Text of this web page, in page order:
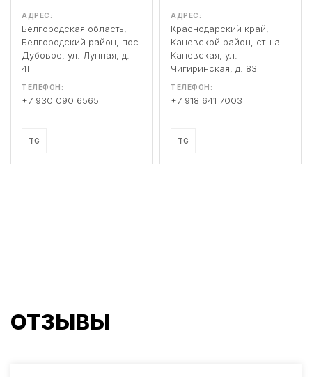
АДРЕС:
Белгородская область,
Белгородский район, пос.
Дубовое, ул. Лунная, д.
4Г
ТЕЛЕФОН:
+7 930 090 6565
TG
АДРЕС:
Краснодарский край,
Каневской район, ст-ца
Каневская, ул.
Чигиринская, д. 83
ТЕЛЕФОН:
+7 918 641 7003
TG
ОТЗЫВЫ